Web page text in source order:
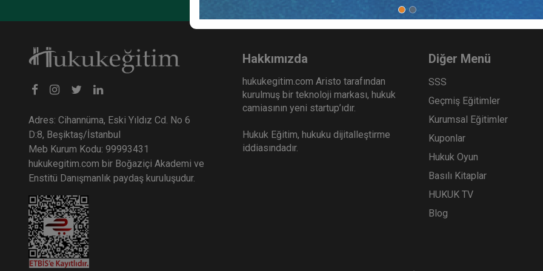
Şirketler Hukuku - 2 - II. Ticaret
Hukuku Kongresi - VII. Oturum
360
Ticari İşletme Hukuku - 2
Ticaret Hukuku Kongresi
360
TL
Tüketici Hukuku
Adres: Cihannüma, Eski Yıldız Cd. No 6
D:8, Beşiktaş/İstanbul
Meb Kurum Kodu: 99993431
hukukegitim.com bir Boğaziçi Akademi ve
Enstitü Danışmanlık paydaş kuruluşudur.
Hakkımızda
hukukegitim.com Aristo tarafından
kurulmuş bir teknoloji markası, hukuk
camiasının yeni startup’ıdır.
Hukuk Eğitim, hukuku dijitalleştirme
iddiasındadır.
Diğer Menü
SSS
Geçmiş Eğitimler
Kurumsal Eğitimler
Kuponlar
Hukuk Oyun
Basılı Kitaplar
HUKUK TV
Blog